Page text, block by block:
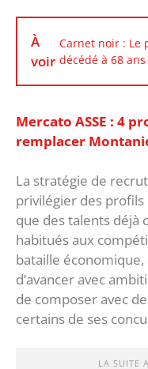
À
voir
Carnet noir : Le
décédé à 68 ans
Mercato ASSE : 4
remplacer
La stratégie de
privilégier des
que des talents déjà
habitués aux
bataille
d’avancer avec
de composer avec
certains de ses
LA SUITE